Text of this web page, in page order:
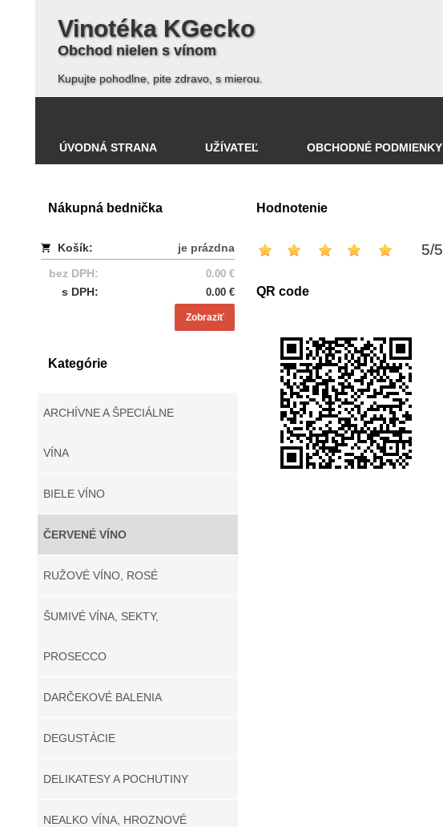
Vinotéka KGecko
Obchod nielen s vínom
Kupujte pohodlne, pite zdravo, s mierou.
ÚVODNÁ STRANA UŽÍVATEĽ OBCHODNÉ PODMIENKY
Nákupná bednička
Košík:
je prázdna
bez DPH:
0.00 €
s DPH: 0.00 €
Zobraziť
Kategórie
ARCHÍVNE A ŠPECIÁLNE
VÍNA
BIELE VÍNO
ČERVENÉ VÍNO
RUŽOVÉ VÍNO, ROSÉ
ŠUMIVÉ VÍNA, SEKTY,
PROSECCO
DARČEKOVÉ BALENIA
DEGUSTÁCIE
DELIKATESY A POCHUTINY
NEALKO VÍNA, HROZNOVÉ
Hodnotenie
5/5
QR code